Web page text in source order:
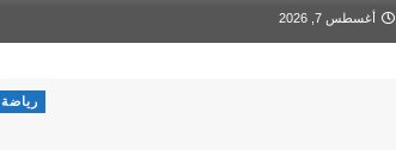
أغسطس 7, 2026
رياضة